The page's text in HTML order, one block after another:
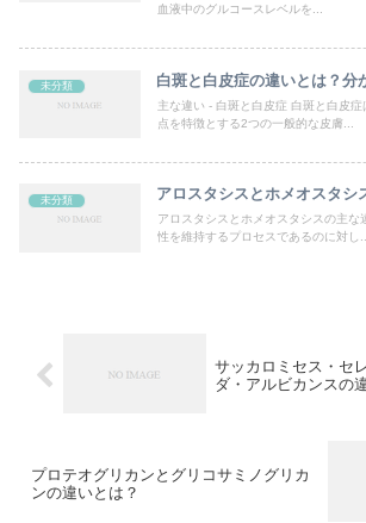
血液中のグルコースレベルを...
未分類 白斑と白皮症の違いとは？分
主な違い - 白斑と白皮症 白斑と白皮
点を特徴とする2つの一般的な皮膚...
未分類 アロスタシスとホメオスタシ
アロスタシスとホメオスタシスの主な
性を維持するプロセスであるのに対し
サッカロミセス・セ
ダ・アルビカンスの
プロテオグリカンとグリコサミノグリカ
ンの違いとは？